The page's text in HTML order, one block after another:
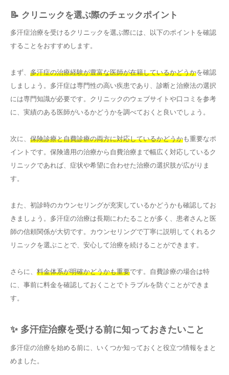
📝 クリニックを選ぶ際のチェックポイント
多汗症治療を受けるクリニックを選ぶ際には、以下のポイントを確認
することをおすすめします。
まず、 多汗症の治療経験が豊富な医師が在籍しているかどうかを確認
しましょう。多汗症は専門性の高い疾患であり、診断と治療法の選択
には専門知識が必要です。クリニックのウェブサイトや口コミを参考
に、実績のある医師がいるかどうかを調べておくと良いでしょう。
次に、 保険診療と自費診療の両方に対応しているかどうかも重要なポ
イントです。保険適用の治療から自費治療まで幅広く対応しているク
リニックであれば、症状や希望に合わせた治療の選択肢が広がりま
す。
また、初診時のカウンセリングが充実しているかどうかも確認してお
きましょう。多汗症の治療は長期にわたることが多く、患者さんと医
師の信頼関係が大切です。カウンセリングで丁寧に説明してくれるク
リニックを選ぶことで、安心して治療を続けることができます。
さらに、 料金体系が明確かどうかも重要です。自費診療の場合は特
に、事前に料金を確認しておくことでトラブルを防ぐことができま
す。
✨ 多汗症治療を受ける前に知っておきたいこと
多汗症の治療を始める前に、いくつか知っておくと役立つ情報をまと
めました。